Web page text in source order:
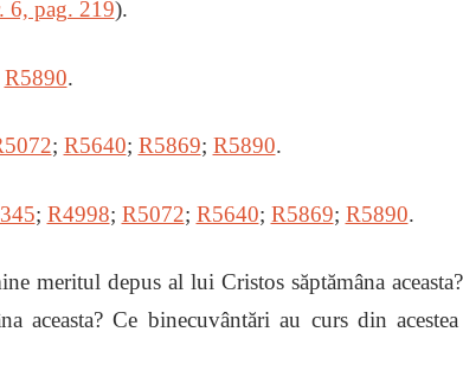
pag. 219).
R5890.
; R5640; R5869; R5890.
; R4998; R5072; R5640; R5869; R5890.
meritul depus al lui Cristos săptămâna
aceasta? Ce binecuvântări au curs din